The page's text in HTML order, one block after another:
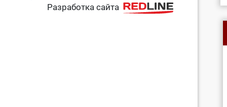
Разработка сайта